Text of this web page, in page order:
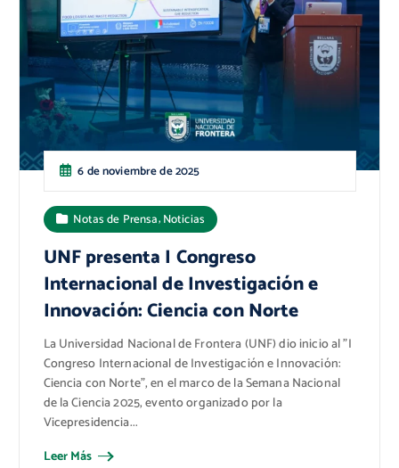
6 de noviembre de 2025
Notas de Prensa,Noticias
UNF presenta I Congreso
Internacional de Investigación e
Innovación: Ciencia con Norte
La Universidad Nacional de Frontera (UNF) dio inicio al "I
Congreso Internacional de Investigación e Innovación:
Ciencia con Norte”, en el marco de la Semana Nacional
de la Ciencia 2025, evento organizado por la
Vicepresidencia...
Leer Más